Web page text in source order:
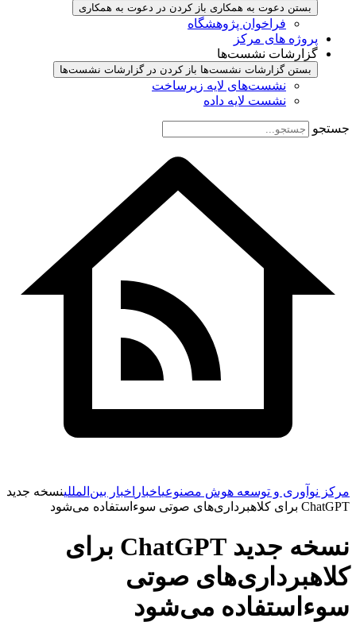
بستن دعوت به همکاری باز کردن در دعوت به همکاری
فراخوان پژوهشگاه
پروژه های مرکز
گزارشات نشست‌ها
بستن گزارشات نشست‌ها باز کردن در گزارشات نشست‌ها
نشست‌‌های لایه زیرساخت
نشست لایه داده
جستجو
مرکز نوآوری و توسعه هوش مصنوعیاخبار اخبار بین‌المللینسخه جدید
ChatGPT برای کلاهبرداری‌های صوتی سوءاستفاده می‌شود
نسخه جدید ChatGPT برای
کلاهبرداری‌های صوتی
سوءاستفاده می‌شود